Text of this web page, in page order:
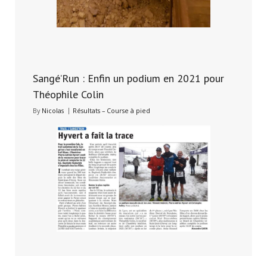
2 avril 2022
Sangé’Run : Enfin un podium en 2021 pour
Théophile Colin
By Nicolas Résultats – Course à pied